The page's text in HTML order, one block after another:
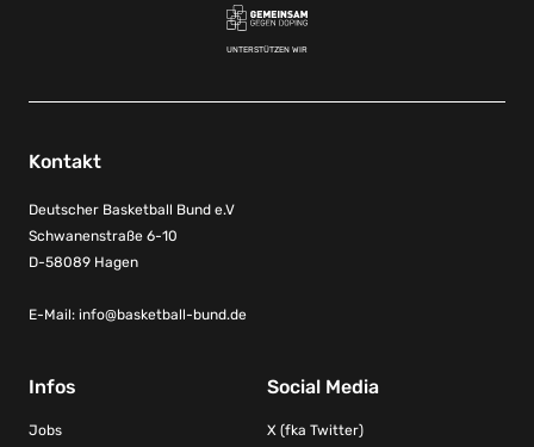
UNTERSTÜTZEN WIR
Kontakt
Deutscher Basketball Bund e.V
Schwanenstraße 6-10
D-58089 Hagen
E-Mail: info@basketball-bund.de
Infos
Jobs
Social Media
X (fka Twitter)